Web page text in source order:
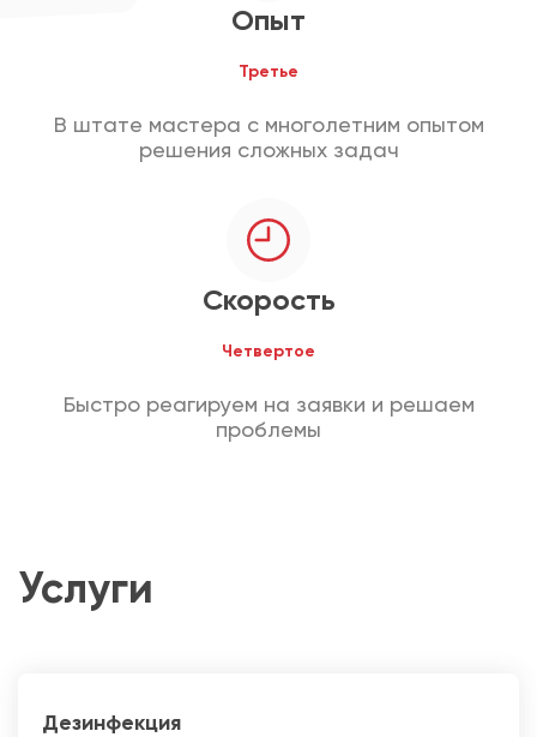
Опыт
Третье
В штате мастера с многолетним опытом
решения сложных задач
Скорость
Четвертое
Быстро реагируем на заявки и решаем
проблемы
Услуги
Дезинфекция